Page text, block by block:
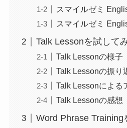
スマイルゼミ
スマイルゼミ
Talk Lessonを試して
Talk Lessonの様子
Talk Lessonの振り
Talk Lessonによる
Talk Lessonの感想
Word Phrase Training